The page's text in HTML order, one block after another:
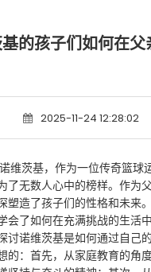
基的孩子们如何在
2025-11-24 12:28:02
维茨基，作为一位传奇篮球
了无数人心中的榜样。作为
塑造了孩子们的性格和未来
会了如何在充满挑战的生活
讨诺维茨基是如何通过自己
的：首先，从家庭教育的角